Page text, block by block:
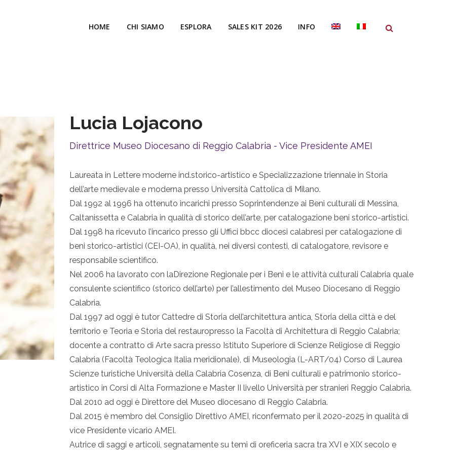
HOME CHI SIAMO ESPLORA SALES KIT 2026 INFO
Lucia Lojacono
Direttrice Museo Diocesano di Reggio Calabria - Vice Presidente AMEI
Laureata in Lettere moderne ind.storico-artistico e Specializzazione triennale in Storia
dell’arte medievale e moderna presso Università Cattolica di Milano.
Dal 1992 al 1996 ha ottenuto incarichi presso Soprintendenze ai Beni culturali di Messina,
Caltanissetta e Calabria in qualità di storico dell’arte, per catalogazione beni storico-artistici.
Dal 1998 ha ricevuto l’incarico presso gli Uffici bbcc diocesi calabresi per catalogazione di
beni storico-artistici (CEI-OA), in qualità, nei diversi contesti, di catalogatore, revisore e
responsabile scientifico.
Nel 2006 ha lavorato con laDirezione Regionale per i Beni e le attività culturali Calabria quale
consulente scientifico (storico dell’arte) per l’allestimento del Museo Diocesano di Reggio
Calabria.
Dal 1997 ad oggi è tutor Cattedre di Storia dell’architettura antica, Storia della città e del
territorio e Teoria e Storia del restauropresso la Facoltà di Architettura di Reggio Calabria;
docente a contratto di Arte sacra presso Istituto Superiore di Scienze Religiose di Reggio
Calabria (Facoltà Teologica Italia meridionale), di Museologia (L-ART/04) Corso di Laurea
Scienze turistiche Università della Calabria Cosenza, di Beni culturali e patrimonio storico-
artistico in Corsi di Alta Formazione e Master II livello Università per stranieri Reggio Calabria.
Dal 2010 ad oggi è Direttore del Museo diocesano di Reggio Calabria.
Dal 2015 è membro del Consiglio Direttivo AMEI, riconfermato per il 2020-2025 in qualità di
vice Presidente vicario AMEI.
Autrice di saggi e articoli, segnatamente su temi di oreficeria sacra tra XVI e XIX secolo e